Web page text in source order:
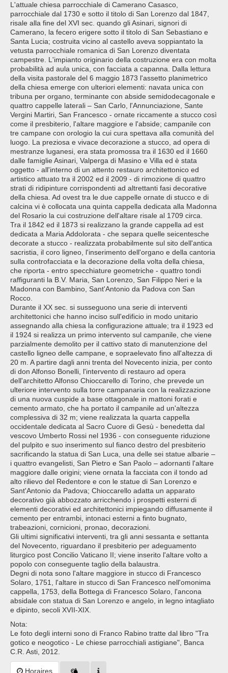
L'attuale chiesa parrocchiale di Camerano Casasco,
parrocchiale dal 1730 e sotto il titolo di San Lorenzo dal 1847,
risale alla fine del XVI sec. quando gli Asinari, signori di
Camerano, la fecero erigere sotto il titolo di San Sebastiano e
Santa Lucia; costruita vicino al castello aveva soppiantato la
vetusta parrocchiale romanica di San Lorenzo diventata
campestre. L'impianto originario della costruzione era con molta
probabilità ad aula unica, con facciata a capanna. Dalla lettura
della visita pastorale del 6 maggio 1873 l'assetto planimetrico
della chiesa emerge con ulteriori elementi: navata unica con
tribuna per organo, terminante con abside semidodecagonale e
quattro cappelle laterali – San Carlo, l'Annunciazione, Sante
Vergini Martiri, San Francesco - ornate riccamente a stucco così
come il presbiterio, l'altare maggiore e l'abside; campanile con
tre campane con orologio la cui cura spettava alla comunità del
luogo. La preziosa e vivace decorazione a stucco, ad opera di
mestranze luganesi, era stata promossa tra il 1630 ed il 1660
dalle famiglie Asinari, Valperga di Masino e Villa ed è stata
oggetto - all'interno di un attento restauro architettonico ed
artistico attuato tra il 2002 ed il 2009 - di rimozione di quattro
strati di ridipinture corrispondenti ad altrettanti fasi decorative
della chiesa. Ad ovest tra le due cappelle ornate di stucco e di
calcina vi è collocata una quinta cappella dedicata alla Madonna
del Rosario la cui costruzione dell'altare risale al 1709 circa.
Tra il 1842 ed il 1873 si realizzano la grande cappella ad est
dedicata a Maria Addolorata - che separa quelle seicentesche
decorate a stucco - realizzata probabilmente sul sito dell'antica
sacristia, il coro ligneo, l'inserimento dell'organo e della cantoria
sulla controfacciata e la decorazione della volta della chiesa,
che riporta - entro specchiature geometriche - quattro tondi
raffiguranti la B.V. Maria, San Lorenzo, San Filippo Neri e la
Madonna con Bambino, Sant'Antonio da Padova con San
Rocco.
Durante il XX sec. si susseguono una serie di interventi
architettonici che hanno inciso sull'edificio in modo unitario
assegnando alla chiesa la configurazione attuale; tra il 1923 ed
il 1924 si realizza un primo intervento sul campanile, che viene
parzialmente demolito per il cattivo stato di manutenzione del
castello ligneo delle campane, e sopraelevato fino all'altezza di
20 m. A partire dagli anni trenta del Novecento inizia, per conto
di don Alfonso Bonelli, l'intervento di restauro ad opera
dell'architetto Alfonso Chioccarello di Torino, che prevede un
ulteriore intervento sulla torre campanaria con la realizzazione
di una nuova cuspide a base ottagonale in mattoni forati e
cemento armato, che ha portato il campanile ad un'altezza
complessiva di 32 m; viene realizzata la quarta cappella
occidentale dedicata al Sacro Cuore di Gesù - benedetta dal
vescovo Umberto Rossi nel 1936 - con conseguente riduzione
del pulpito e suo inserimento sul fianco destro del presbiterio
sacrificando la statua di San Luca, una delle sei statue albarie –
i quattro evangelisti, San Pietro e San Paolo – adornanti l'altare
maggiore dalle origini; viene ornata la facciata con il tondo ad
alto rilievo del Redentore e con le statue di San Lorenzo e
Sant'Antonio da Padova; Chioccarello adatta un apparato
decorativo già abbozzato arricchendo i prospetti esterni di
elementi decorativi ed architettonici impiegando diffusamente il
cemento per entrambi, intonaci esterni a finto bugnato,
trabeazioni, cornicioni, pronao, decorazioni.
Gli ultimi significativi interventi, tra gli anni sessanta e settanta
del Novecento, riguardano il presbiterio per adeguamento
liturgico post Concilio Vaticano II; viene inserito l'altare volto a
popolo con conseguente taglio della balaustra.
Degni di nota sono l'altare maggiore in stucco di Francesco
Solaro, 1751, l'altare in stucco di San Francesco nell'omonima
cappella, 1753, della Bottega di Francesco Solaro, l'ancona
absidale con statua di San Lorenzo e angelo, in legno intagliato
e dipinto, secoli XVII-XIX.
Nota:
Le foto degli interni sono di Franco Rabino tratte dal libro "Tra
gotico e neogotico - Le chiese parrocchiali astigiane", Banca
C.R. Asti, 2012.
Horaires